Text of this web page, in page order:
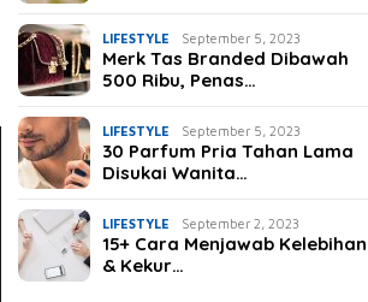
LIFESTYLE September 5, 2023
Merk Tas Branded Dibawah
500 Ribu, Penas…
LIFESTYLE September 5, 2023
30 Parfum Pria Tahan Lama
Disukai Wanita…
LIFESTYLE September 2, 2023
15+ Cara Menjawab Kelebihan
& Kekur…